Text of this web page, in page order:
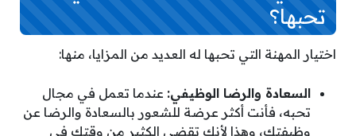
تحبها؟
اختيار المهنة التي تحبها له العديد من المزايا، منها:
السعادة والرضا الوظيفي: عندما تعمل في مجال
تحبه، فأنت أكثر عرضة للشعور بالسعادة والرضا عن
وظيفتك، وهذا لأنك تقضي الكثير من وقتك في